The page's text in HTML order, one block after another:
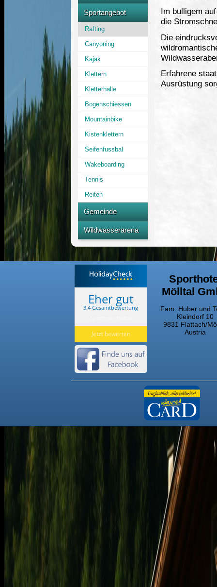
Im bulligem
die
Die
Erfahrene
Ausrüstung
Raggaschlucht
Alpe Adria Trail
Wanderbus
Hohe Tauern
Sportangebot
Rafting
Canyoning
Kajak
Klettern
Kletterhalle
Bogenschiessen
Mountainbike
Kistenklettern
Seifenfussbal
Wakeboarding
Tennis
Reiten
Gemeinde
Freibad
Wildwasserarena
Termine
Strecke
Eher gut
3.4 Gesamtbewertung
Jetzt bewerten
Mölltal
Fam. Huber und
Kleindorf 10
9831 Flattach/
Austria